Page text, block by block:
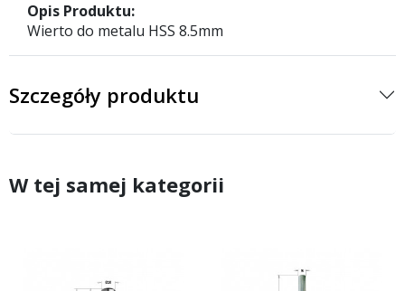
Opis Produktu:
Wierto do metalu HSS 8.5mm
Szczegóły produktu
W tej samej kategorii